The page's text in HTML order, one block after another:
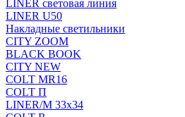
LINER световая линия
LINER U50
Накладные светильники
CITY ZOOM
BLACK BOOK
CITY NEW
COLT MR16
COLT П
LINER/М 33х34